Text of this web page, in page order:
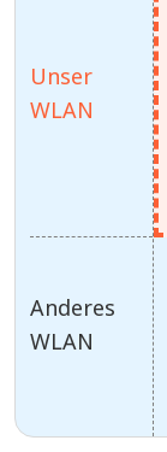
Unser
WLAN
Anderes
WLAN